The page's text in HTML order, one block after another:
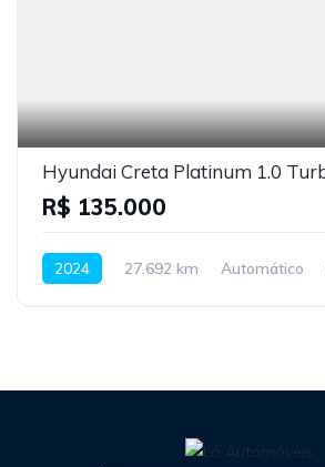
R$ 135.000
2024 27.692 km Automático